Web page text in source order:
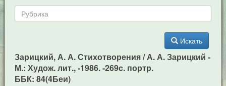
Искать
Зарицкий, А. А. Стихотворения / А. А. Зарицкий -
М.: Худож. лит., -1986. -269c. портр.
ББК: 84(4Беи)